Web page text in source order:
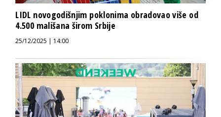
LIDL novogodišnjim poklonima obradovao više od
4.500 mališana širom Srbije
25/12/2025 | 14:00